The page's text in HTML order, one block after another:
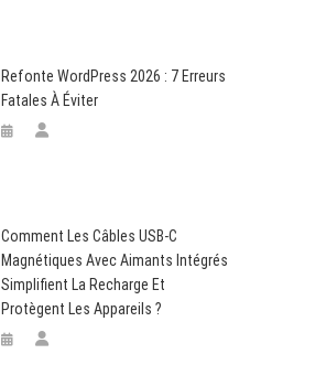
Refonte WordPress 2026 : 7 Erreurs
Fatales À Éviter
Comment Les Câbles USB-C
Magnétiques Avec Aimants Intégrés
Simplifient La Recharge Et
Protègent Les Appareils ?